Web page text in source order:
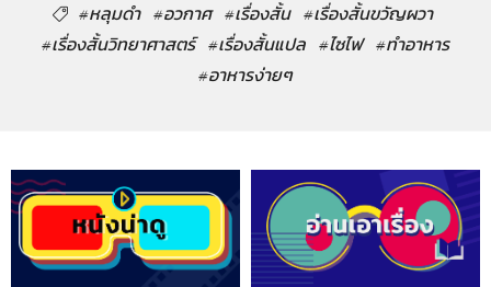
#หลุมดำ #อวกาศ #เรื่องสั้น #เรื่องสั้นขวัญผวา
#เรื่องสั้นวิทยาศาสตร์ #เรื่องสั้นแปล #ไซไฟ #ทำอาหาร
#อาหารง่ายๆ